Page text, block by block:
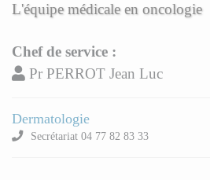
L'équipe médicale en oncologie
Chef de service :
Pr PERROT Jean Luc
Dermatologie
Secrétariat 04 77 82 83 33